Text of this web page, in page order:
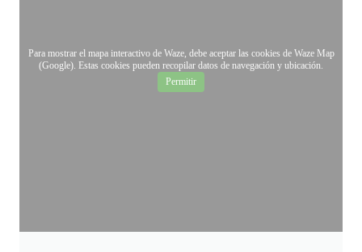
Para mostrar el mapa interactivo de Waze, debe aceptar las cookies de Waze Map
(Google). Estas cookies pueden recopilar datos de navegación y ubicación.
Permitir